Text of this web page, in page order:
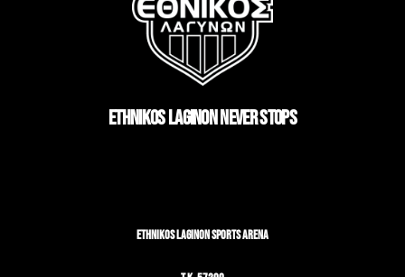
ETHNIKOS LAGINON NEVER STOPS
ETHNIKOS LAGINON SPORTS ARENA